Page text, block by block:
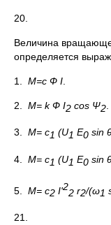
20.
Величина
определяется
1. М=с Ф I
2. M= k Ф I2 cos Ψ2
3. M= c1 (U1 E0 sin
4. M= c1 (U1 E0 sin
5. M= c2 I'2
2 r2/(ω1
21.